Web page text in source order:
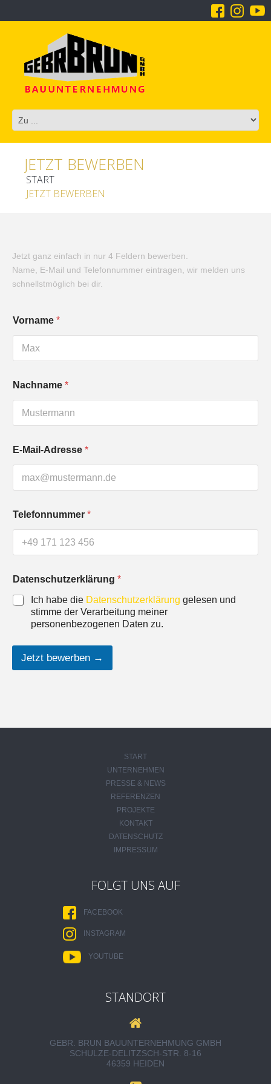
JETZT BEWERBEN
START
JETZT BEWERBEN
Jetzt ganz einfach in nur 4 Feldern bewerben.
Name, E-Mail und Telefonnummer eintragen, wir melden uns
schnellstmöglich bei dir.
Vorname *
Nachname *
E-Mail-Adresse *
Telefonnummer *
Datenschutzerklärung *
Ich habe die Datenschutzerklärung gelesen und
stimme der Verarbeitung meiner
personenbezogenen Daten zu.
Jetzt bewerben →
START
UNTERNEHMEN
PRESSE & NEWS
REFERENZEN
PROJEKTE
KONTAKT
DATENSCHUTZ
IMPRESSUM
FOLGT UNS AUF
FACEBOOK
INSTAGRAM
YOUTUBE
STANDORT
GEBR. BRUN BAUUNTERNEHMUNG GMBH
SCHULZE-DELITZSCH-STR. 8-16
46359 HEIDEN